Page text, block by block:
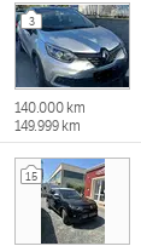
3
140.000 km
149.999 km
15